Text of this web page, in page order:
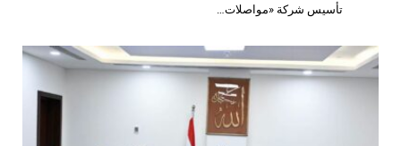
تأسيس شركة «مواصلات…